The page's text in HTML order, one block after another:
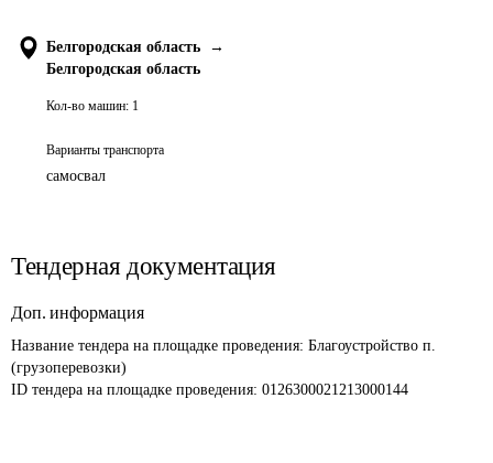
Белгородская область
→
Белгородская область
Кол-во машин: 1
Варианты транспорта
самосвал
Тендерная документация
Доп. информация
Название тендера на площадке проведения: Благоустройство п.
(грузоперевозки)
ID тендера на площадке проведения: 0126300021213000144